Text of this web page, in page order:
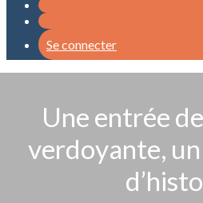
Se connecter
Une entrée
verdoyante,